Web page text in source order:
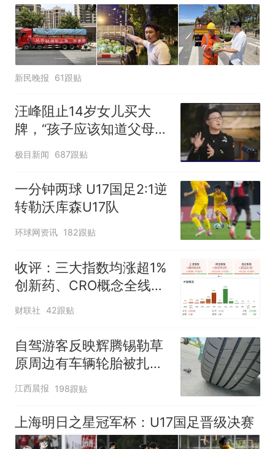
新民晚报 61跟贴
汪峰阻止14岁女儿买大
牌，“孩子应该知道父母的
不易”，称自己买衣服80%
极目新闻 687跟贴
一分钟两球 U17国足2:1逆
转勒沃库森U17队
环球网资讯 182跟贴
收评：三大指数均涨超1%
创新药、CRO概念全线走
强
财联社 42跟贴
自驾游客反映辉腾锡勒草
原周边有车辆轮胎被扎，
修理店铺换胎价格高达千
元，官方发布情况通报
江西晨报 198跟贴
上海明日之星冠军杯：U17国足晋级决赛